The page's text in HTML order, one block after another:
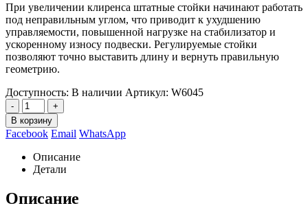
При увеличении клиренса штатные стойки начинают работать
под неправильным углом, что приводит к ухудшению
управляемости, повышенной нагрузке на стабилизатор и
ускоренному износу подвески. Регулируемые стойки
позволяют точно выставить длину и вернуть правильную
геометрию.
Доступность: В наличии Артикул: W6045
-
+
В корзину
Facebook Email WhatsApp
Описание
Детали
Описание